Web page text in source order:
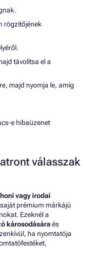
rögzítőjének
távolítsa el a
majd nyomja le, amíg
e hibaüzenet
válasszak
vagy irodai
prémium márkájú
Ezeknél a
károsodásáraés
ha nyomtatója